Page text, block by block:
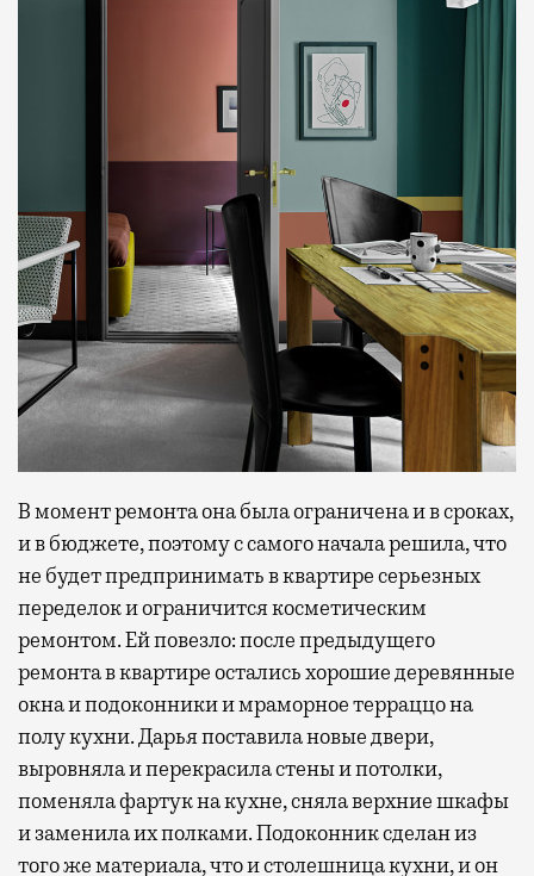
В момент ремонта она была ограничена и в сроках,
и в бюджете, поэтому с самого начала решила, что
не будет предпринимать в квартире серьезных
переделок и ограничится косметическим
ремонтом. Ей повезло: после предыдущего
ремонта в квартире остались хорошие деревянные
окна и подоконники и мраморное терраццо на
полу кухни. Дарья поставила новые двери,
выровняла и перекрасила стены и потолки,
поменяла фартук на кухне, сняла верхние шкафы
и заменила их полками. Подоконник сделан из
того же материала, что и столешница кухни, и он